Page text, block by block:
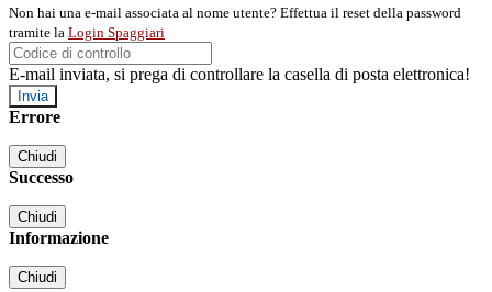
Non hai una e-mail associata al nome utente? Effettua il reset della password
tramite la Login Spaggiari
E-mail inviata, si prega di controllare la casella di posta elettronica!
Errore
Chiudi
Successo
Chiudi
Informazione
Chiudi